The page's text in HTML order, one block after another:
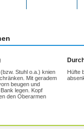
Stuhl o.a.) knien
Mit geradem
beugen und
legen. Kopf
den Oberarmen
Hüfte